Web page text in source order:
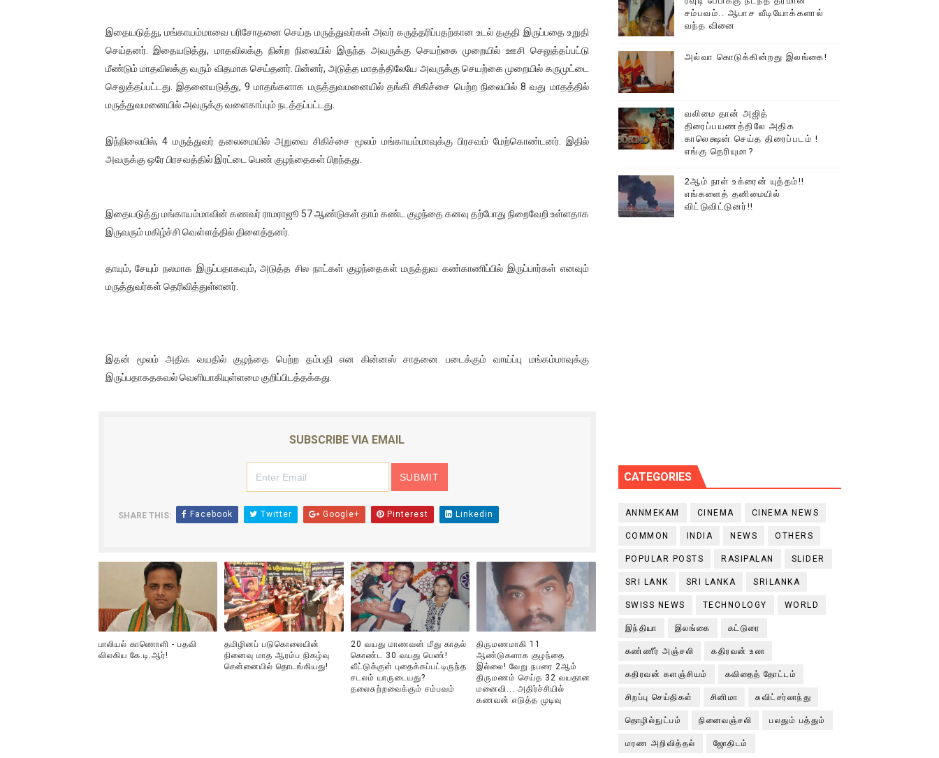
ஐ.நா முன்றலில் சீரற்ற காலநிலையிலும் தமிழின அழிப்பிற்கு நீதி கேட்டு நடைபெற்ற கவனயீர்ப்புப் போராட்டத்தில் திரண்ட தமிழ்மக்கள்!!
இளையராஜா – கமல் அவசர சந்திப்பு (படங்கள், விடியோ)
ஜனாதிபதி ஐக்கிய நாடுகளின் பொதுச் சபை கூட்டத்தில் இன்று உரை
32 CM விநோத கன்றுக்குட்டி! (வீடியோ)
வலிமை தான் அஜித் திரைப்பயணத்திலே அதிக காலெக்ஷன் செய்த திரைப்படம் ! எங்கு தெரியுமா?
இதையடுத்து, மங்காயம்மாவை பரிசோதனை செய்த மருத்துவர்கள் அவர் கருத்தரிப்பதற்கான உடல் தகுதி இருப்பதை உறுதி
செய்தனர். இதையடுத்து, மாதவிலக்கு நின்ற நிலையில் இருந்த அவருக்கு செயற்கை முறையில் ஊசி செலுத்தப்பட்டு
மீண்டும் மாதவிலக்கு வரும் விதமாக செய்தனர். பின்னர், அடுத்த மாதத்திலேயே அவருக்கு செயற்கை முறையில் கருமுட்டை
செலுத்தப்பட்டது. இதனையடுத்து, 9 மாதங்களாக மருத்துவமனையில் தங்கி சிகிச்சை பெற்ற நிலையில் 8 வது மாதத்தில்
மருத்துவமனையில் அவருக்கு வளைகாப்பும் நடத்தப்பட்டது.
இந்நிலையில், 4 மருத்துவர் தலைமையில் அறுவை சிகிச்சை மூலம் மங்காயம்மாவுக்கு பிரசவம் மேற்கொண்டனர். இதில்
அவருக்கு ஒரே பிரசவத்தில் இரட்டை பெண் குழந்தைகள் பிறந்தது.
இதையடுத்து மங்காயம்மாவின் கணவர் ராமராஜூ 57 ஆண்டுகள் தாம் கண்ட குழந்தை கனவு தற்போது நிறைவேறி உள்ளதாக
இருவரும் மகிழ்ச்சி வெள்ளத்தில் திளைத்தனர்.
தாயும், சேயும் நலமாக இருப்பதாகவும், அடுத்த சில நாட்கள் குழந்தைகள் மருத்துவ கண்காணிப்பில் இருப்பார்கள் எனவும்
மருத்துவர்கள் தெரிவித்துள்ளனர்.
இதன் மூலம் அதிக வயதில் குழந்தை பெற்ற தம்பதி என கின்னஸ் சாதனை படைக்கும் வாய்ப்பு மங்கம்மாவுக்கு
இருப்பதாகதகவல் வெளியாகியுள்ளமை குறிப்பிடத்தக்கது.
SUBSCRIBE VIA EMAIL
SHARE THIS: Facebook Twitter Google+ Pinterest Linkedin
பாலியல் காணொளி - பதவி
விலகிய கே.டி.ஆர்!
தமிழினப் படுகொலையின்
நினைவு மாத ஆரம்ப நிகழ்வு
சென்னையில் தொடங்கியது!
20 வயது மாணவன் மீது காதல்
கொண்ட 30 வயது பெண்!
வீட்டுக்குள் புதைக்கப்பட்டிருந்த
சடலம் யாருடையது?
தலைசுற்றவைக்கும் சம்பவம்
திருமணமாகி 11
ஆண்டுகளாக குழந்தை
இல்லை! வேறு நபரை 2ஆம்
திருமணம் செய்த 32 வயதான
மனைவி... அதிர்ச்சியில்
கணவன் எடுத்த முடிவு
சம்பவம்.. ஆபாச வீடியோக்களால்
வந்த வினை
அல்வா கொடுக்கின்றது இலங்கை!
வலிமை தான் அஜித்
திரைப்பயணத்திலே அதிக
காலெக்ஷன் செய்த திரைப்படம் !
எங்கு தெரியுமா?
2ஆம் நாள் உக்ரைன் யுத்தம்!!
எங்களைத் தனிமையில்
விட்டுவிட்டுனர்!!
CATEGORIES
ANNMEKAM CINEMA CINEMA NEWS
COMMON INDIA NEWS OTHERS
POPULAR POSTS RASIPALAN SLIDER
SRI LANK SRI LANKA SRILANKA
SWISS NEWS TECHNOLOGY WORLD
இந்தியா இலங்கை கட்டுரை
கண்ணீர் அஞ்சலி கதிரவன் உலா
கதிரவன் களஞ்சியம் கவிதைத் தோட்டம்
சிறப்பு செய்திகள் சினிமா சுவிட்சர்லாந்து
தொழில்நுட்பம் நினைவஞ்சலி பலதும் பத்தும்
மரண அறிவித்தல் ஜோதிடம்